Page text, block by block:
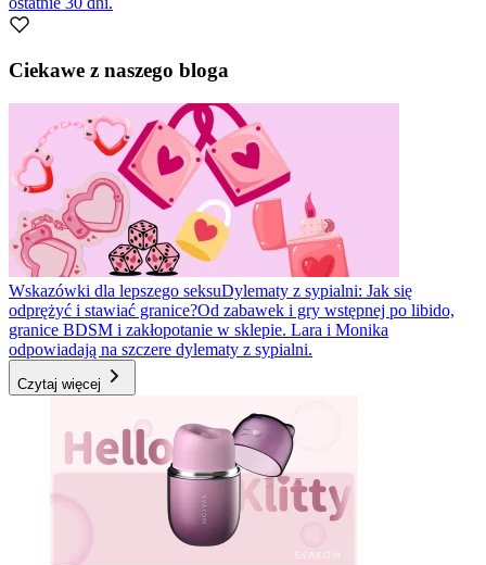
Ciekawe z naszego bloga
Wskazówki dla lepszego seksuDylematy z sypialni: Jak się
odprężyć i stawiać granice?Od zabawek i gry wstępnej po libido,
granice BDSM i zakłopotanie w sklepie. Lara i Monika
odpowiadają na szczere dylematy z sypialni.
Czytaj więcej